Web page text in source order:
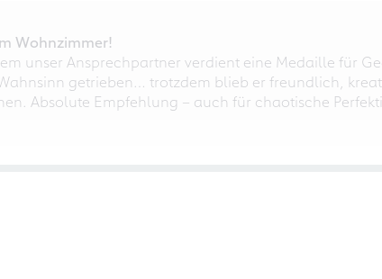
Wohnzimmer!
unser Ansprechpartner verdient eine Medaille für
getrieben… trotzdem blieb er freundlich,
Absolute Empfehlung – auch für chaotische